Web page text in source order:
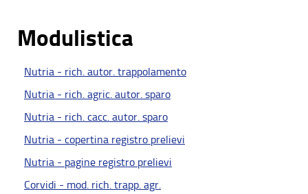
Modulistica
Nutria - rich. autor. trappolamento
Nutria - rich. agric. autor. sparo
Nutria - rich. cacc. autor. sparo
Nutria - copertina registro prelievi
Nutria - pagine registro prelievi
Corvidi - mod. rich. trapp. agr.